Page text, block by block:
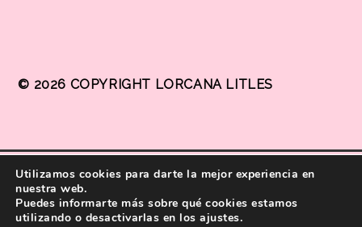
© 2026 COPYRIGHT LORCANA LITLES
® 2011 All rights reserved.
Utilizamos cookies para darte la mejor experiencia en
nuestra web.
Puedes informarte más sobre qué cookies estamos
utilizando o desactivarlas en los ajustes.